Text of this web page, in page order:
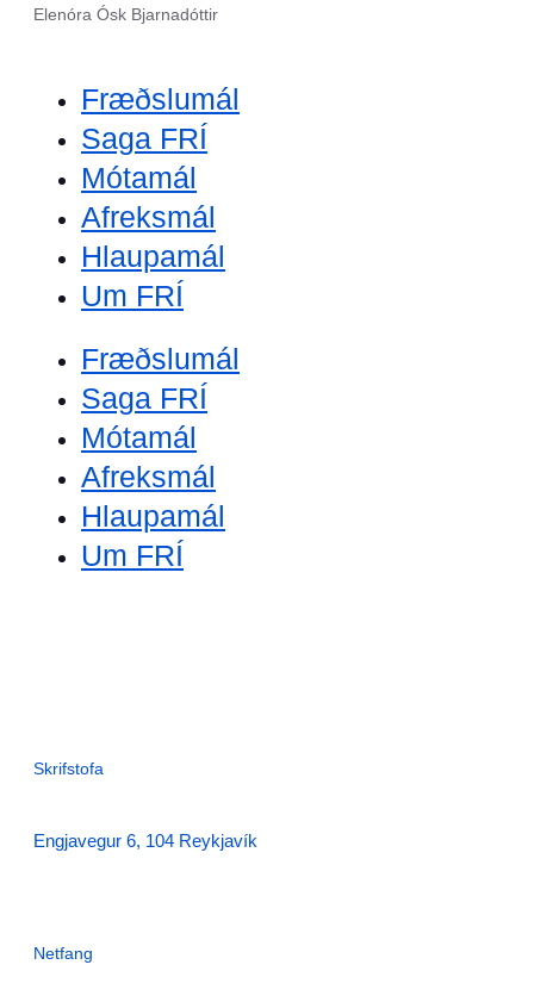
Elenóra Ósk Bjarnadóttir
Fræðslumál
Saga FRÍ
Mótamál
Afreksmál
Hlaupamál
Um FRÍ
Fræðslumál
Saga FRÍ
Mótamál
Afreksmál
Hlaupamál
Um FRÍ
Skrifstofa
Engjavegur 6, 104 Reykjavík
Netfang